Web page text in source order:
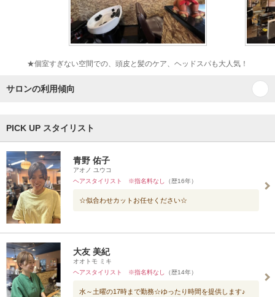
★個室すぎない空間での、頭皮と髪のケア、ヘッドスパも大人気！
サロンの利用傾向
PICK UP スタイリスト
青野 佑子
アオノ ユウコ
ヘアスタイリスト ※指名料なし
（歴16年）
☆似合わせカットお任せください☆
大友 美紀
オオトモ ミキ
ヘアスタイリスト ※指名料なし
（歴14年）
水～土曜の17時まで勤務☆ゆったり時間を提供します♪